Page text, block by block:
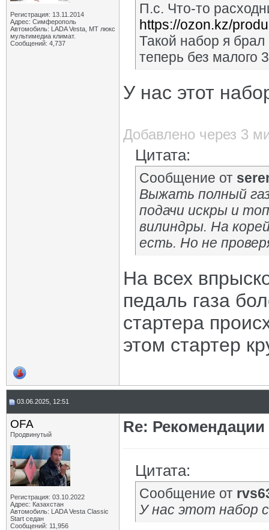
Регистрация: 13.11.2014
Адрес: Симферополь
Автомобиль: LADA Vesta, МТ люкс
мультимедиа климат.
Сообщений: 4,737
П.с. Что-то
https://ozon.kz/
Такой набор я
теперь без малого
У нас этот
Добавлено через 3
Цитата:
Сообщение от
Выжать полный
подачи искры и
вилиндры. На
есть. Но не
На всех
педаль газа
стартера
этом стартер
03.06.2025, 12:51
OFA
Продвинутый
Регистрация: 03.10.2022
Адрес: Казахстан
Автомобиль: LADA Vesta Classic
Start седан
Сообщений: 11,956
Re:
Цитата:
Сообщение от
У нас этот набор